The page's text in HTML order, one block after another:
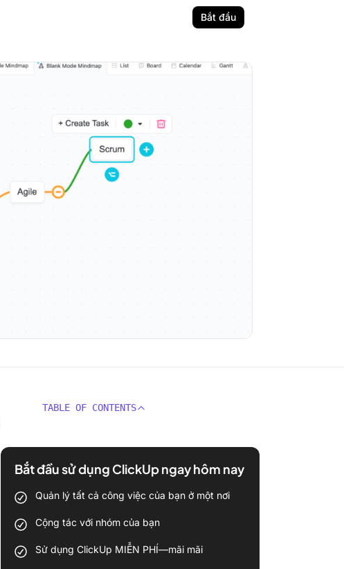
Bắt đầu
TABLE OF CONTENTS
Bắt đầu sử dụng ClickUp ngay hôm nay
Quản lý tất cả công việc của bạn ở một nơi
Cộng tác với nhóm của bạn
Sử dụng ClickUp MIỄN PHÍ—mãi mãi